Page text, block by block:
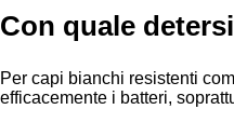
Con quale
Per capi bianchi resistenti
efficacemente i batteri,